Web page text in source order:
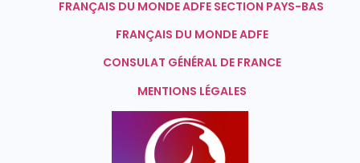
FRANÇAIS DU MONDE ADFE SECTION PAYS-BAS
FRANÇAIS DU MONDE ADFE
CONSULAT GÉNÉRAL DE FRANCE
MENTIONS LÉGALES